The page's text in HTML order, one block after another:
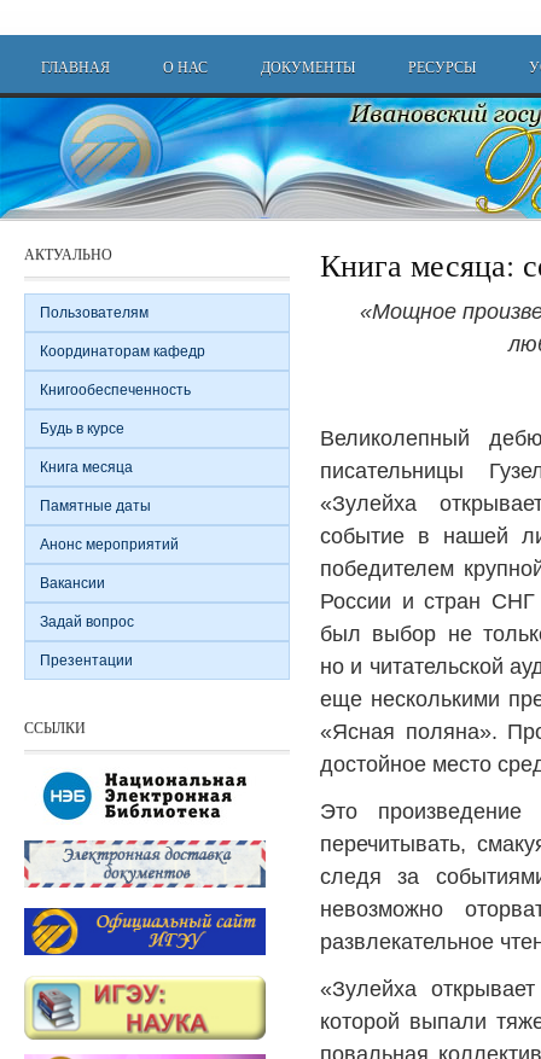
Main menu
ГЛАВНАЯ О НАС ДОКУМЕНТЫ РЕСУРСЫ
Книга месяца:
«Мощное
Великолепный
писательницы
«Зулейха
событие в нашей
победителем
России и стран
был выбор не
но и читательской
еще несколькими
«Ясная поляна».
достойное место
Это
перечитывать,
следя за
невозможно
развлекательное
«Зулейха
которой выпали
повальная
АКТУАЛЬНО
Пользователям
Координаторам кафедр
Книгообеспеченность
Будь в курсе
Книга месяца
Памятные даты
Анонс мероприятий
Вакансии
Задай вопрос
Презентации
ССЫЛКИ